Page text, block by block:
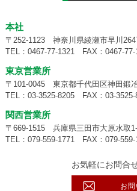
本社
〒252-1123 神奈川県綾瀬市早川
TEL： 0467-77-1321FAX：0467-77-
東京営業所
〒101-0045 東京都千代田区神田鍛
TEL： 03-3525-8205FAX：03-3525-
関西営業所
〒669-1515 兵庫県三田市大原水取
TEL： 079-559-1771FAX：079-559-
お気軽にお問合
お